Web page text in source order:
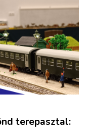
terepasztal: